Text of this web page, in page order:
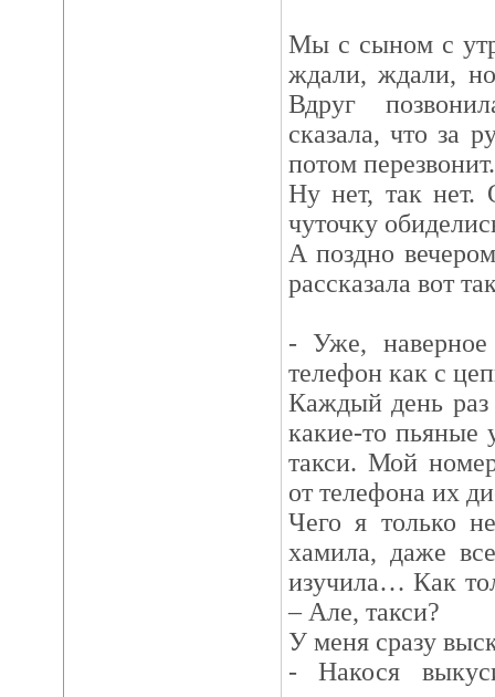
Мы с сыном с
ждали, ждали,
Вдруг
сказала, что за
потом перезвонит.
Ну нет, так нет.
чуточку
А поздно
рассказала вот
- Уже,
телефон как с
Каждый день раз
какие-то пьяные
такси. Мой
от телефона их
Чего я только
хамила, даже
изучила… Как
– Але, такси?
У меня сразу
- Накося